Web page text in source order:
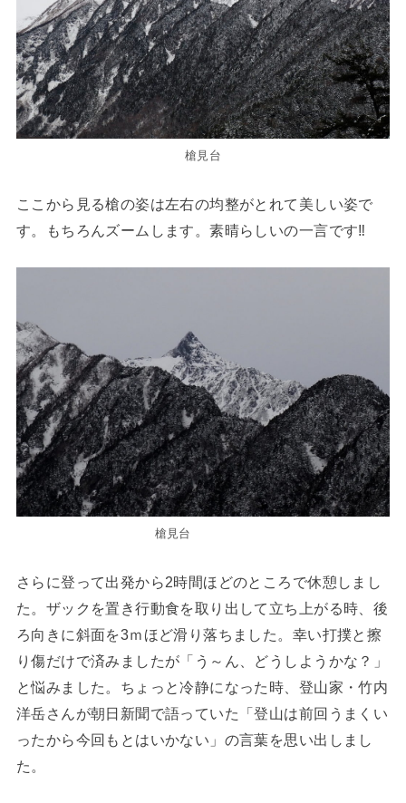
槍見台
ここから見る槍の姿は左右の均整がとれて美しい姿で
す。もちろんズームします。素晴らしいの一言です‼
槍見台
さらに登って出発から2時間ほどのところで休憩しまし
た。ザックを置き行動食を取り出して立ち上がる時、後
ろ向きに斜面を3ｍほど滑り落ちました。幸い打撲と擦
り傷だけで済みましたが「う～ん、どうしようかな？」
と悩みました。ちょっと冷静になった時、登山家・竹内
洋岳さんが朝日新聞で語っていた「登山は前回うまくい
ったから今回もとはいかない」の言葉を思い出しまし
た。